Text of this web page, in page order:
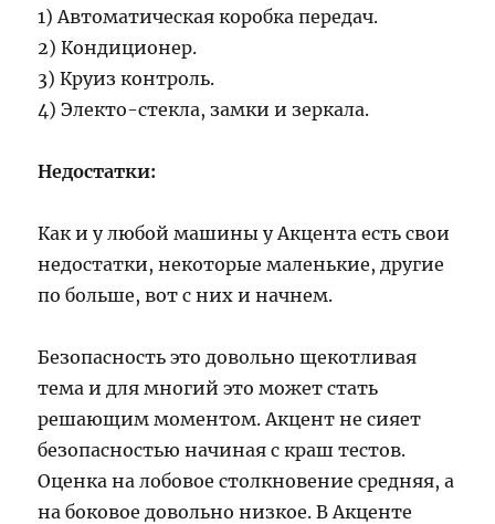
1) Автоматическая коробка передач.
2) Кондиционер.
3) Круиз контроль.
4) Электо-стекла, замки и зеркала.
Недостатки:
Как и у любой машины у Акцента есть свои
недостатки, некоторые маленькие, другие
по больше, вот с них и начнем.
Безопасность это довольно щекотливая
тема и для многий это может стать
решающим моментом. Акцент не сияет
безопасностью начиная с краш тестов.
Оценка на лобовое столкновение средняя, а
на боковое довольно низкое. В Акценте